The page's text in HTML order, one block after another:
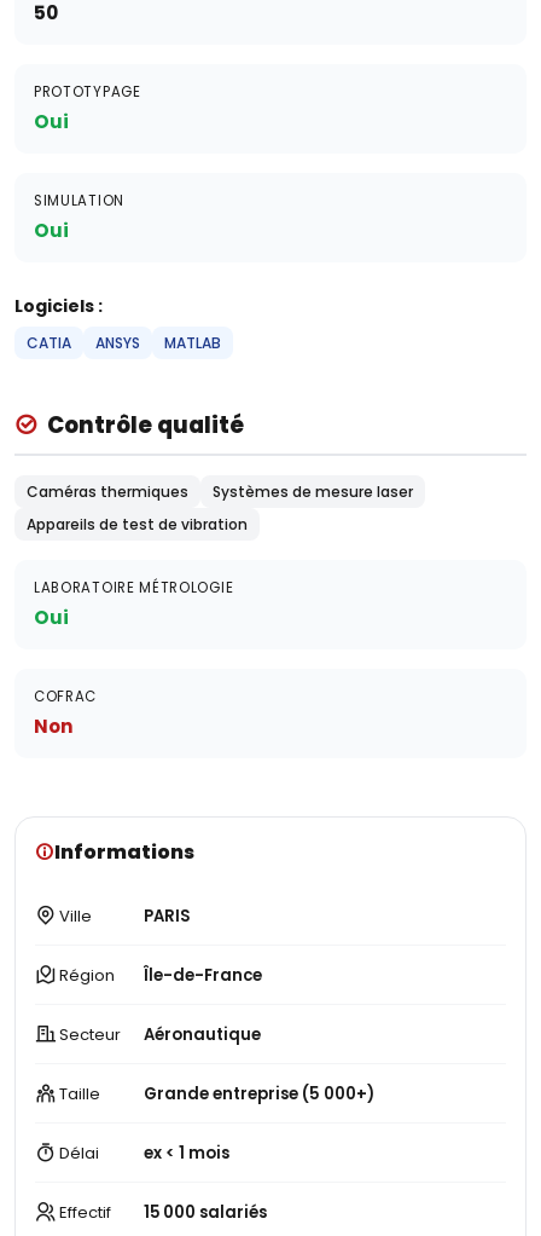
50
PROTOTYPAGE
Oui
SIMULATION
Oui
Logiciels :
CATIA ANSYS MATLAB
Contrôle qualité
Caméras thermiques
Systèmes de mesure laser
Appareils de test de vibration
LABORATOIRE MÉTROLOGIE
Oui
COFRAC
Non
Informations
Ville PARIS
Région Île-de-France
Secteur Aéronautique
Taille Grande entreprise (5 000+)
Délai ex < 1 mois
Effectif 15 000 salariés